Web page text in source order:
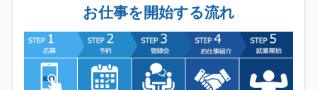
お仕事を開始する流れ